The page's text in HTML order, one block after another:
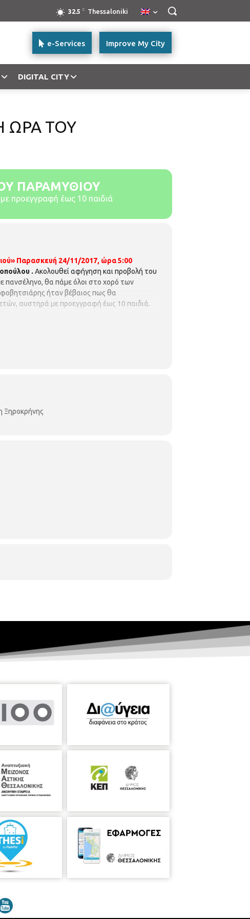
32.5 C Thessaloniki
Improve My City
e-Services
DIGITAL CITY
ΩΡΑ ΤΟΥ
ΠΑΡΑΜΥΘΙΟΥ
προεγγραφή έως 10 παιδιά
Παρασκευή 24/11/2017, ώρα 5:00
. Ακολουθεί αφήγηση και προβολή του
πανσέληνο, θα πάμε όλοι στο χορό των
φοβητσιάρης ήταν βέβαιος πως θα
ετών, αυστηρά με προεγγραφή έως 10 παιδιά.
Ξηροκρήνης